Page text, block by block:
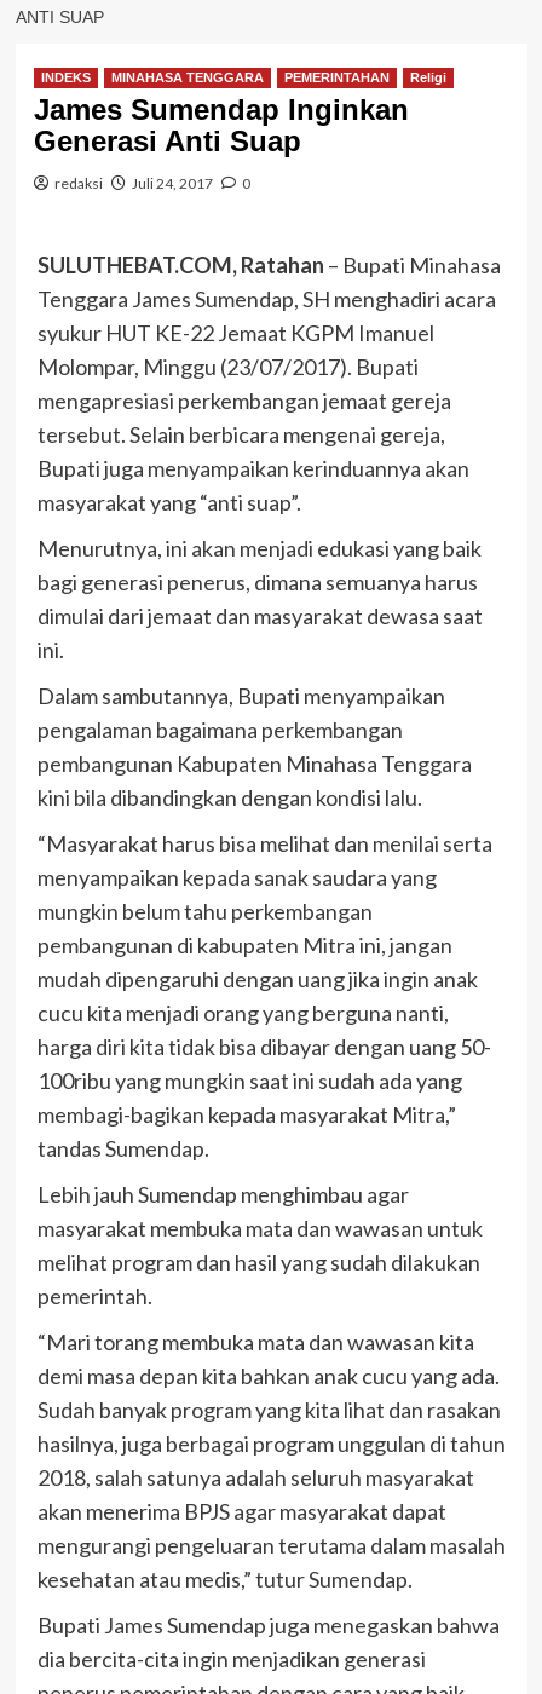
ANTI SUAP
INDEKS MINAHASA TENGGARA PEMERINTAHAN Religi
James Sumendap Inginkan
Generasi Anti Suap
redaksi Juli 24, 2017 0
SULUTHEBAT.COM, Ratahan – Bupati Minahasa
Tenggara James Sumendap, SH menghadiri acara
syukur HUT KE-22 Jemaat KGPM Imanuel
Molompar, Minggu (23/07/2017). Bupati
mengapresiasi perkembangan jemaat gereja
tersebut. Selain berbicara mengenai gereja,
Bupati juga menyampaikan kerinduannya akan
masyarakat yang “anti suap”.
Menurutnya, ini akan menjadi edukasi yang baik
bagi generasi penerus, dimana semuanya harus
dimulai dari jemaat dan masyarakat dewasa saat
ini.
Dalam sambutannya, Bupati menyampaikan
pengalaman bagaimana perkembangan
pembangunan Kabupaten Minahasa Tenggara
kini bila dibandingkan dengan kondisi lalu.
“Masyarakat harus bisa melihat dan menilai serta
menyampaikan kepada sanak saudara yang
mungkin belum tahu perkembangan
pembangunan di kabupaten Mitra ini, jangan
mudah dipengaruhi dengan uang jika ingin anak
cucu kita menjadi orang yang berguna nanti,
harga diri kita tidak bisa dibayar dengan uang 50-
100ribu yang mungkin saat ini sudah ada yang
membagi-bagikan kepada masyarakat Mitra,”
tandas Sumendap.
Lebih jauh Sumendap menghimbau agar
masyarakat membuka mata dan wawasan untuk
melihat program dan hasil yang sudah dilakukan
pemerintah.
“Mari torang membuka mata dan wawasan kita
demi masa depan kita bahkan anak cucu yang ada.
Sudah banyak program yang kita lihat dan rasakan
hasilnya, juga berbagai program unggulan di tahun
2018, salah satunya adalah seluruh masyarakat
akan menerima BPJS agar masyarakat dapat
mengurangi pengeluaran terutama dalam masalah
kesehatan atau medis,” tutur Sumendap.
Bupati James Sumendap juga menegaskan bahwa
dia bercita-cita ingin menjadikan generasi